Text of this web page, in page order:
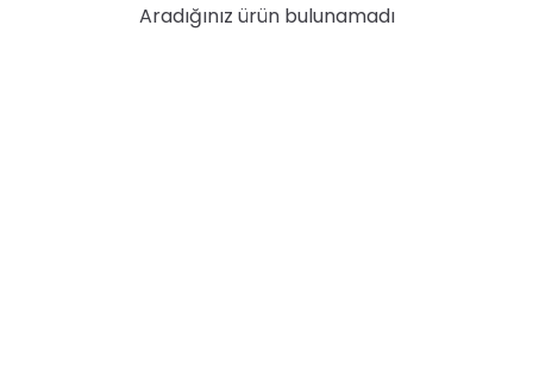
Aradığınız ürün bulunamadı